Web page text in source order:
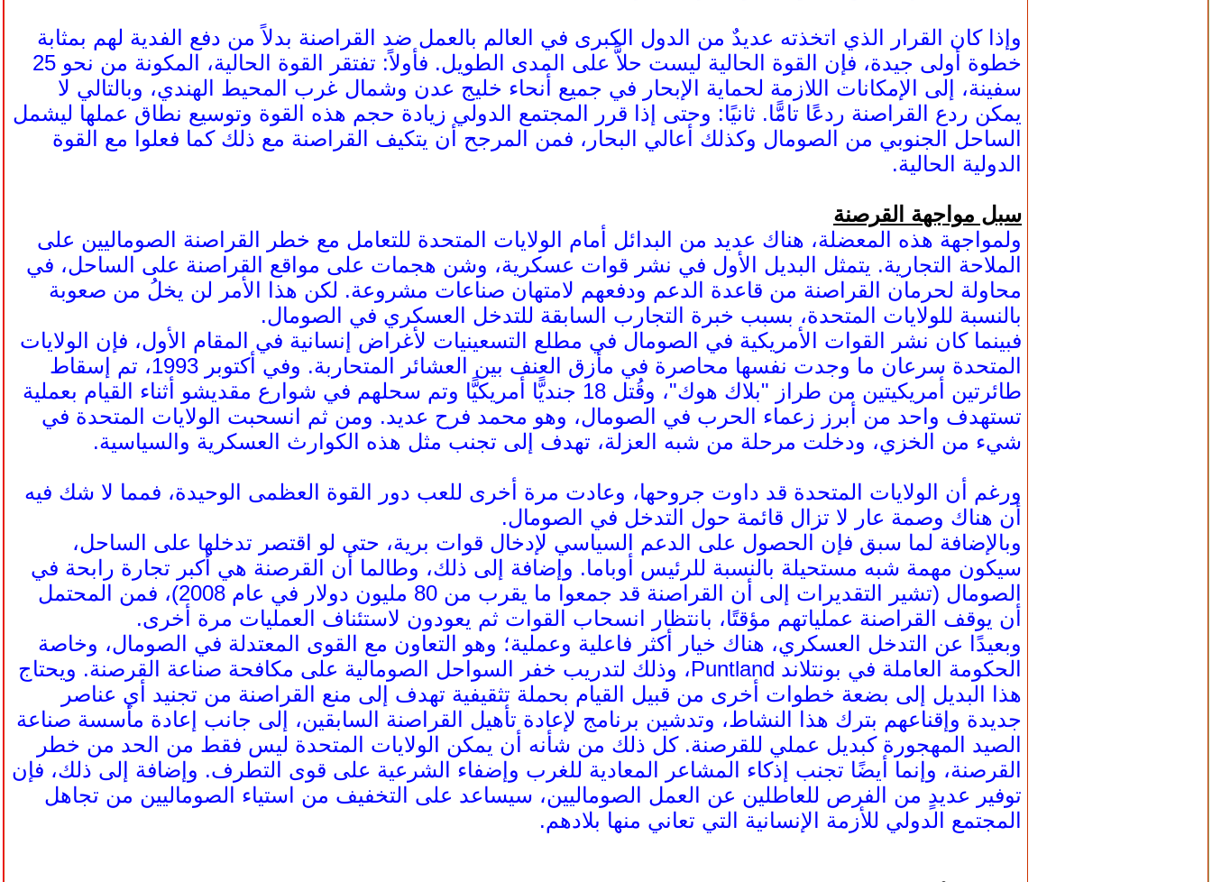
وإذا كان القرار الذي اتخذته عديدٌ من الدول الكبرى في العالم بالعمل ضد القراصنة بدلاً من دفع الفدية لهم بمثابة
خطوة أولى جيدة، فإن القوة الحالية ليست حلاًّ على المدى الطويل. فأولاً: تفتقر القوة الحالية، المكونة من نحو 25
سفينة، إلى الإمكانات اللازمة لحماية الإبحار في جميع أنحاء خليج عدن وشمال غرب المحيط الهندي، وبالتالي لا
يمكن ردع القراصنة ردعًا تامًّا. ثانيًا: وحتى إذا قرر المجتمع الدولي زيادة حجم هذه القوة وتوسيع نطاق عملها ليشمل
الساحل الجنوبي من الصومال وكذلك أعالي البحار، فمن المرجح أن يتكيف القراصنة مع ذلك كما فعلوا مع القوة
الدولية الحالية.
سبل مواجهة القرصنة
ولمواجهة هذه المعضلة، هناك عديد من البدائل أمام الولايات المتحدة للتعامل مع خطر القراصنة الصوماليين على
الملاحة التجارية. يتمثل البديل الأول في نشر قوات عسكرية، وشن هجمات على مواقع القراصنة على الساحل، في
محاولة لحرمان القراصنة من قاعدة الدعم ودفعهم لامتهان صناعات مشروعة. لكن هذا الأمر لن يخلُ من صعوبة
بالنسبة للولايات المتحدة، بسبب خبرة التجارب السابقة للتدخل العسكري في الصومال.
فبينما كان نشر القوات الأمريكية في الصومال في مطلع التسعينيات لأغراض إنسانية في المقام الأول، فإن الولايات
المتحدة سرعان ما وجدت نفسها محاصرة في مأزق العنف بين العشائر المتحاربة. وفي أكتوبر 1993، تم إسقاط
طائرتين أمريكيتين من طراز "بلاك هوك"، وقُتل 18 جنديًّا أمريكيًّا وتم سحلهم في شوارع مقديشو أثناء القيام بعملية
تستهدف واحد من أبرز زعماء الحرب في الصومال، وهو محمد فرح عديد. ومن ثم انسحبت الولايات المتحدة في
شيء من الخزي، ودخلت مرحلة من شبه العزلة، تهدف إلى تجنب مثل هذه الكوارث العسكرية والسياسية.
ورغم أن الولايات المتحدة قد داوت جروحها، وعادت مرة أخرى للعب دور القوة العظمى الوحيدة، فمما لا شك فيه
أن هناك وصمة عار لا تزال قائمة حول التدخل في الصومال.
وبالإضافة لما سبق فإن الحصول على الدعم السياسي لإدخال قوات برية، حتى لو اقتصر تدخلها على الساحل،
سيكون مهمة شبه مستحيلة بالنسبة للرئيس أوباما. وإضافة إلى ذلك، وطالما أن القرصنة هي أكبر تجارة رابحة في
الصومال (تشير التقديرات إلى أن القراصنة قد جمعوا ما يقرب من 80 مليون دولار في عام 2008)، فمن المحتمل
أن يوقف القراصنة عملياتهم مؤقتًا، بانتظار انسحاب القوات ثم يعودون لاستئناف العمليات مرة أخرى.
وبعيدًا عن التدخل العسكري، هناك خيار أكثر فاعلية وعملية؛ وهو التعاون مع القوى المعتدلة في الصومال، وخاصة
الحكومة العاملة في بونتلاند Puntland، وذلك لتدريب خفر السواحل الصومالية على مكافحة صناعة القرصنة. ويحتاج
هذا البديل إلى بضعة خطوات أخرى من قبيل القيام بحملة تثقيفية تهدف إلى منع القراصنة من تجنيد أي عناصر
جديدة وإقناعهم بترك هذا النشاط، وتدشين برنامج لإعادة تأهيل القراصنة السابقين، إلى جانب إعادة مأسسة صناعة
الصيد المهجورة كبديل عملي للقرصنة. كل ذلك من شأنه أن يمكن الولايات المتحدة ليس فقط من الحد من خطر
القرصنة، وإنما أيضًا تجنب إذكاء المشاعر المعادية للغرب وإضفاء الشرعية على قوى التطرف. وإضافة إلى ذلك، فإن
توفير عديدٍ من الفرص للعاطلين عن العمل الصوماليين، سيساعد على التخفيف من استياء الصوماليين من تجاهل
المجتمع الدولي للأزمة الإنسانية التي تعاني منها بلادهم.